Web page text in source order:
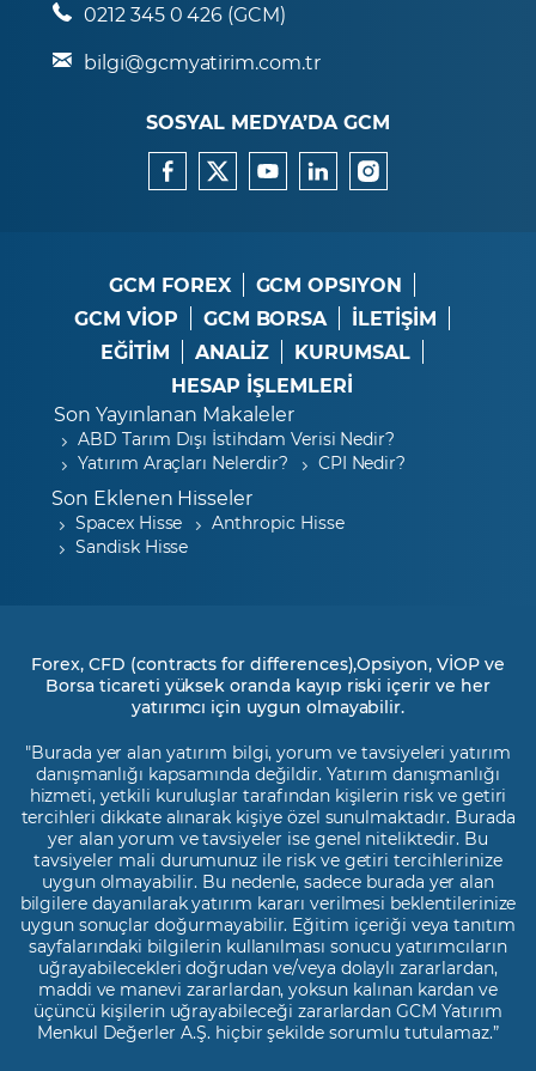
0212 345 0 426 (GCM)
bilgi@gcmyatirim.com.tr
SOSYAL MEDYA’DA GCM
GCM FOREX
GCM OPSIYON
GCM VİOP
GCM BORSA
İLETİŞİM
EĞİTİM
ANALİZ
KURUMSAL
HESAP İŞLEMLERİ
Son Yayınlanan Makaleler
ABD Tarım Dışı İstihdam Verisi Nedir?
Yatırım Araçları Nelerdir?
CPI Nedir?
Son Eklenen Hisseler
Spacex Hisse
Anthropic Hisse
Sandisk Hisse
Forex, CFD (contracts for differences),Opsiyon, VİOP ve
Borsa ticareti yüksek oranda kayıp riski içerir ve her
yatırımcı için uygun olmayabilir.
"Burada yer alan yatırım bilgi, yorum ve tavsiyeleri yatırım
danışmanlığı kapsamında değildir. Yatırım danışmanlığı
hizmeti, yetkili kuruluşlar tarafından kişilerin risk ve getiri
tercihleri dikkate alınarak kişiye özel sunulmaktadır. Burada
yer alan yorum ve tavsiyeler ise genel niteliktedir. Bu
tavsiyeler mali durumunuz ile risk ve getiri tercihlerinize
uygun olmayabilir. Bu nedenle, sadece burada yer alan
bilgilere dayanılarak yatırım kararı verilmesi beklentilerinize
uygun sonuçlar doğurmayabilir. Eğitim içeriği veya tanıtım
sayfalarındaki bilgilerin kullanılması sonucu yatırımcıların
uğrayabilecekleri doğrudan ve/veya dolaylı zararlardan,
maddi ve manevi zararlardan, yoksun kalınan kardan ve
üçüncü kişilerin uğrayabileceği zararlardan GCM Yatırım
Menkul Değerler A.Ş. hiçbir şekilde sorumlu tutulamaz.”